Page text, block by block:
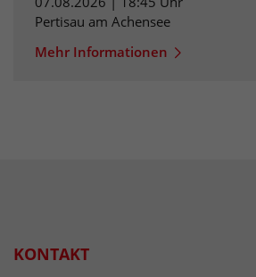
Pertisau am Achensee
Mehr Informationen
KONTAKT